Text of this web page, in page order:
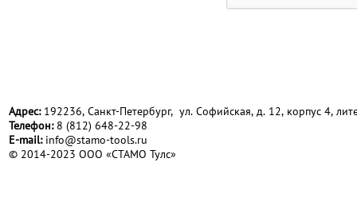
Адрес:192236, Санкт-Петербург, ул. Софийская, д. 12, корпус 4,
Телефон:8 (812) 648-22-98
Е-mail: info@stamo-tools.ru
© 2014-2023 ООО «СТАМО Тулс»